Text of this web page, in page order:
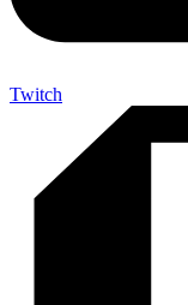
Twitch